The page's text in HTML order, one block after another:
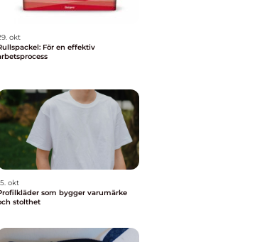
okt
För en effektiv
okt
som bygger varumärke
stolthet